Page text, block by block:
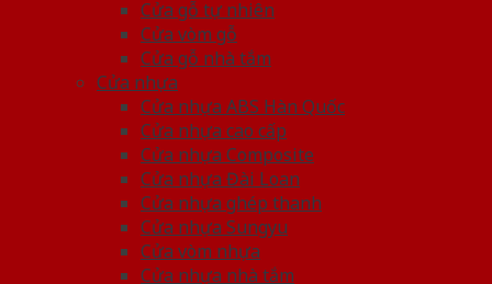
Cửa gỗ tự nhiên
Cửa vòm gỗ
Cửa gỗ nhà tắm
Cửa nhựa
Cửa nhựa ABS Hàn Quốc
Cửa nhựa cao cấp
Cửa nhựa Composite
Cửa nhựa Đài Loan
Cửa nhựa ghép thanh
Cửa nhựa Sungyu
Cửa vòm nhựa
Cửa nhựa nhà tắm